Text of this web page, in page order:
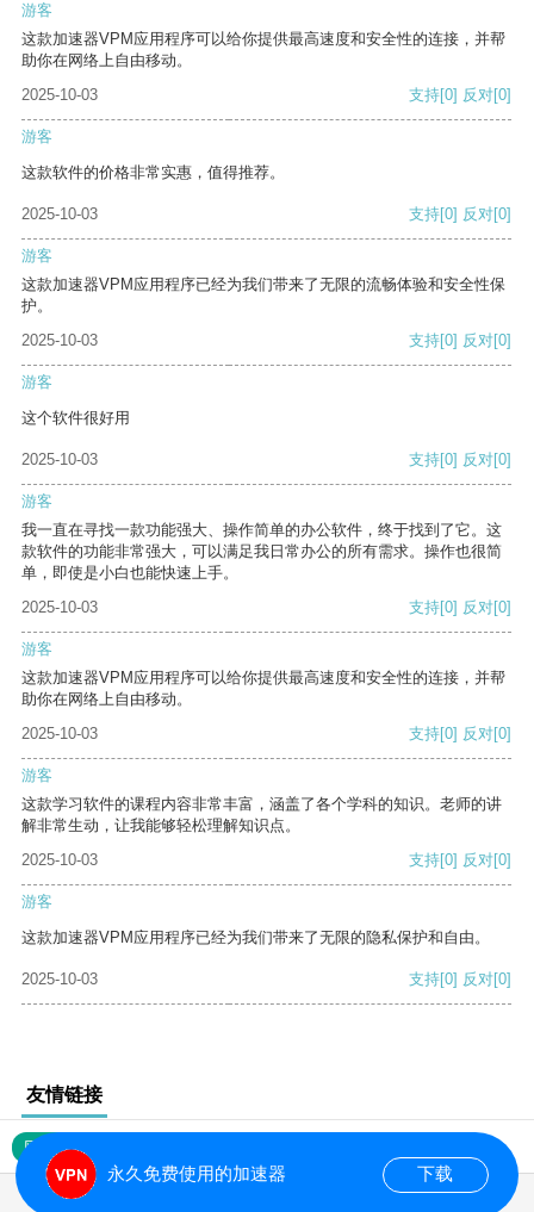
游客
这款加速器VPM应用程序可以给你提供最高速度和安全性的连接，并帮
助你在网络上自由移动。
2025-10-03
支持[0] 反对[0]
游客
这款软件的价格非常实惠，值得推荐。
2025-10-03 支持[0] 反对[0]
游客
这款加速器VPM应用程序已经为我们带来了无限的流畅体验和安全性保
护。
2025-10-03
支持[0] 反对[0]
游客
这个软件很好用
2025-10-03 支持[0] 反对[0]
游客
我一直在寻找一款功能强大、操作简单的办公软件，终于找到了它。这
款软件的功能非常强大，可以满足我日常办公的所有需求。操作也很简
单，即使是小白也能快速上手。
2025-10-03
支持[0] 反对[0]
游客
这款加速器VPM应用程序可以给你提供最高速度和安全性的连接，并帮
助你在网络上自由移动。
2025-10-03
支持[0] 反对[0]
游客
这款学习软件的课程内容非常丰富，涵盖了各个学科的知识。老师的讲
解非常生动，让我能够轻松理解知识点。
2025-10-03
支持[0] 反对[0]
游客
这款加速器VPM应用程序已经为我们带来了无限的隐私保护和自由。
2025-10-03 支持[0] 反对[0]
友情链接
网站地图
永久免费使用的加速器 下载